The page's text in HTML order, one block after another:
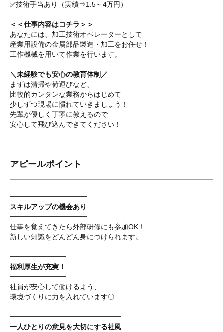
✅技術手当あり（実績⇒1.5～4万円）
＜＜仕事内容はコチラ＞＞
あなたには、加工技術オペレーターとして
産業用設備の金属部品製造・加工をお任せ！
工作機械を用いて作業を行います。
＼未経験でも安心の教育体制／
まずは清掃や荷運びなど、
比較的カンタンな業務からはじめて
少しずつ現場に慣れていきましょう！
先輩が優しく丁寧に教えるので
安心して飛び込んできてください！
アピールポイント
━━━━━━━━━━━
スキルアップの機会あり
━━━━━━━━━━━
仕事を覚えてきたら外部研修にも参加OK！
新しい知識をどんどん身につけられます。
━━━━━━━━
福利厚生が充実！
━━━━━━━━
社員が安心して働けるよう、
環境づくりに力を入れています〇
━━━━━━━━━━━━━━━━
一人ひとりの意見を大切にする社風